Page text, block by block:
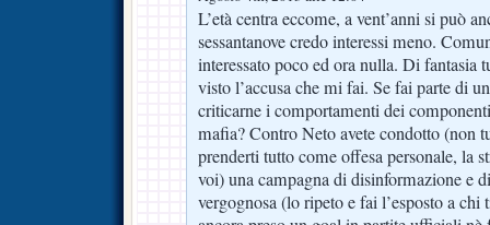
L’età centra eccome, a vent’anni si può
sessantanove credo interessi meno.
interessato poco ed ora nulla. Di fantasia
visto l’accusa che mi fai. Se fai parte di
criticarne i comportamenti dei
mafia? Contro Neto avete condotto (non
prenderti tutto come offesa personale, la
voi) una campagna di disinformazione e
vergognosa (lo ripeto e fai l’esposto a